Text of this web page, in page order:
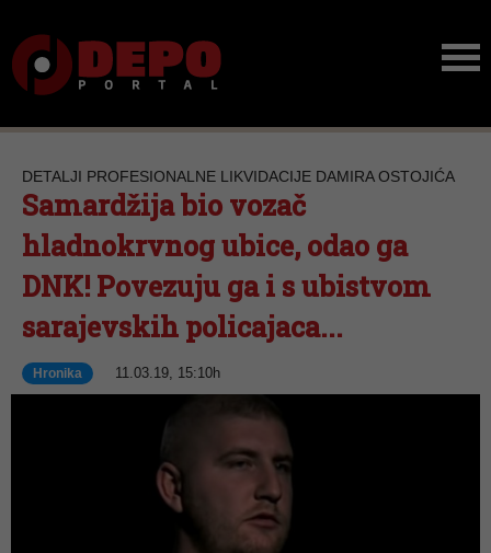
DETALJI PROFESIONALNE LIKVIDACIJE DAMIRA OSTOJIĆA
Samardžija bio vozač
hladnokrvnog ubice, odao ga
DNK! Povezuju ga i s ubistvom
sarajevskih policajaca...
Hronika 11.03.19, 15:10h